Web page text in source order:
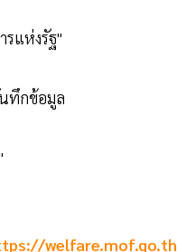
แห่งรัฐ"
ทึกข้อมูล
welfare.mof.go.th